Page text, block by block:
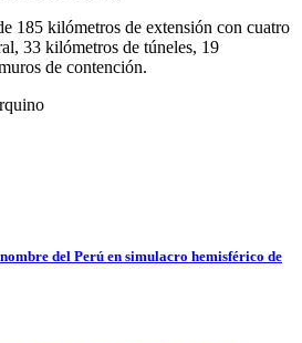
185 kilómetros de extensión con cuatro
33 kilómetros de túneles, 19
de contención.
del Perú en simulacro hemisférico de